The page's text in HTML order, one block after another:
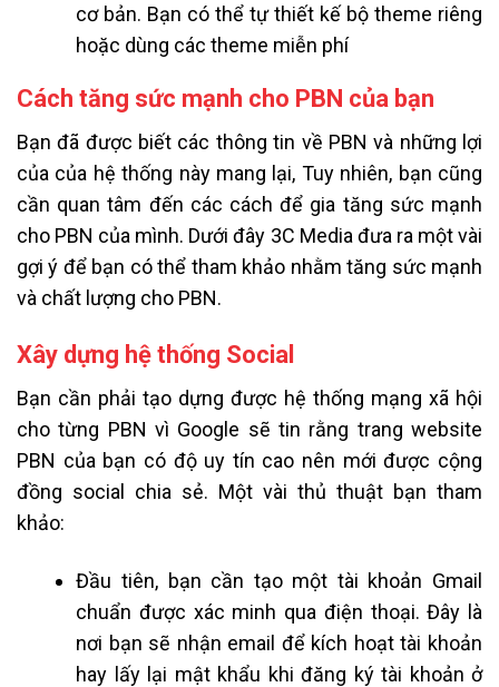
cơ bản. Bạn có thể tự thiết kế bộ theme riêng
hoặc dùng các theme miễn phí
Cách tăng sức mạnh cho PBN của bạn
Bạn đã được biết các thông tin về PBN và những lợi
của của hệ thống này mang lại, Tuy nhiên, bạn cũng
cần quan tâm đến các cách để gia tăng sức mạnh
cho PBN của mình. Dưới đây 3C Media đưa ra một vài
gợi ý để bạn có thể tham khảo nhằm tăng sức mạnh
và chất lượng cho PBN.
Xây dựng hệ thống Social
Bạn cần phải tạo dựng được hệ thống mạng xã hội
cho từng PBN vì Google sẽ tin rằng trang website
PBN của bạn có độ uy tín cao nên mới được cộng
đồng social chia sẻ. Một vài thủ thuật bạn tham
khảo:
Đầu tiên, bạn cần tạo một tài khoản Gmail
chuẩn được xác minh qua điện thoại. Đây là
nơi bạn sẽ nhận email để kích hoạt tài khoản
hay lấy lại mật khẩu khi đăng ký tài khoản ở